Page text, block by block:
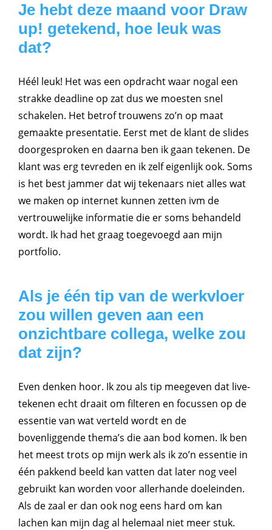
Je hebt deze maand voor Draw
up! getekend, hoe leuk was
dat?
Héél leuk! Het was een opdracht waar nogal een
strakke deadline op zat dus we moesten snel
schakelen. Het betrof trouwens zo’n op maat
gemaakte presentatie. Eerst met de klant de slides
doorgesproken en daarna ben ik gaan tekenen. De
klant was erg tevreden en ik zelf eigenlijk ook. Soms
is het best jammer dat wij tekenaars niet alles wat
we maken op internet kunnen zetten ivm de
vertrouwelijke informatie die er soms behandeld
wordt. Ik had het graag toegevoegd aan mijn
portfolio.
Als je één tip van de werkvloer
zou willen geven aan een
onzichtbare collega, welke zou
dat zijn?
Even denken hoor. Ik zou als tip meegeven dat live-
tekenen echt draait om filteren en focussen op de
essentie van wat verteld wordt en de
bovenliggende thema’s die aan bod komen. Ik ben
het meest trots op mijn werk als ik zo’n essentie in
één pakkend beeld kan vatten dat later nog veel
gebruikt kan worden voor allerhande doeleinden.
Als de zaal er dan ook nog eens hard om kan
lachen kan mijn dag al helemaal niet meer stuk.